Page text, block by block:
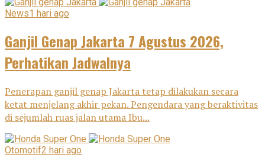
News1 hari ago
Ganjil Genap Jakarta 7 Agustus 2026,
Perhatikan Jadwalnya
Penerapan ganjil genap Jakarta tetap dilakukan secara
ketat menjelang akhir pekan. Pengendara yang beraktivitas
di sejumlah ruas jalan utama Ibu...
Otomotif2 hari ago